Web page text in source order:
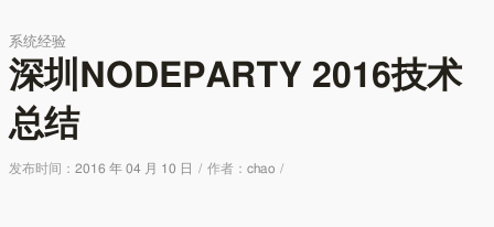
系统经验
深圳NODEPARTY 2016技术
总结
发布时间：2016 年 04 月 10 日 / 作者：chao /